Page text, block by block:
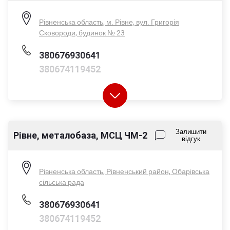
Рівненська область, м. Рівне, вул. Григорія
Сковороди, будинок № 23
380676930641
380674119452
Пн-Пт - 08:00-17:00
Рівне, металобаза, МСЦ ЧМ-2
Залишити
відгук
Рівненська область, Рівненський район, Обарівська
сільська рада
380676930641
380674119452